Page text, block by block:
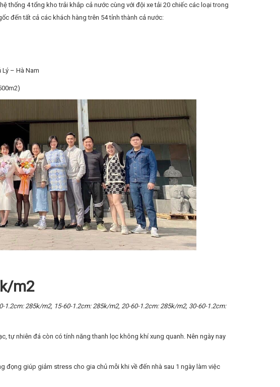
thống 4 tổng kho trải khắp cả nước cùng với đội xe tải 20 chiếc các loại trong
đến tất cả các khách hàng trên 54 tỉnh thành cả nước:
Lý – Hà Nam
m2
285k/m2, 15-60-1.2cm: 285k/m2, 20-60-1.2cm: 285k/m2, 30-60-1.2cm:
tự nhiên đá còn có tính năng thanh lọc không khí xung quanh. Nên ngày nay
đọng giúp giảm stress cho gia chủ mỗi khi về đến nhà sau 1 ngày làm việc